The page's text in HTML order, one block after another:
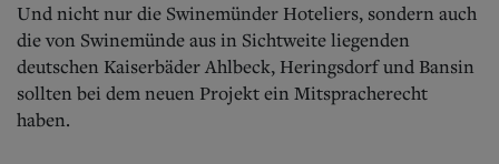
Und nicht nur die Swinemünder Hoteliers, sondern auch
die von Swinemünde aus in Sichtweite liegenden
deutschen Kaiserbäder Ahlbeck, Heringsdorf und Bansin
sollten bei dem neuen Projekt ein Mitspracherecht
haben.